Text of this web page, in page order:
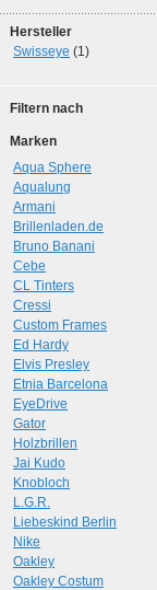
Hersteller
Swisseye (1)
Filtern nach
Marken
Aqua Sphere
Aqualung
Armani
Brillenladen.de
Bruno Banani
Cebe
CL Tinters
Cressi
Custom Frames
Ed Hardy
Elvis Presley
Etnia Barcelona
EyeDrive
Gator
Holzbrillen
Jai Kudo
Knobloch
L.G.R.
Liebeskind Berlin
Nike
Oakley
Oakley Costum